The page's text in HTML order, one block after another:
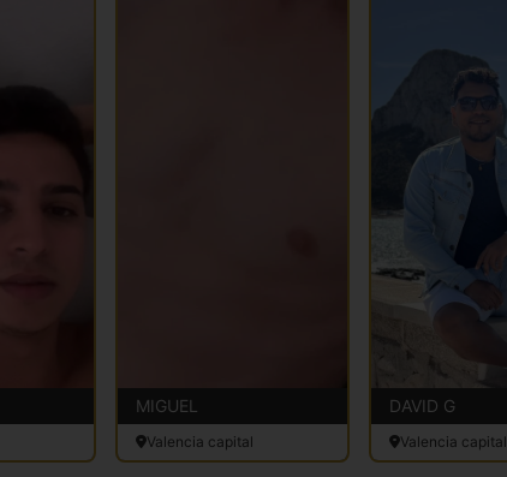
MIGUEL
Valencia capital
DAVID G
Valencia capital